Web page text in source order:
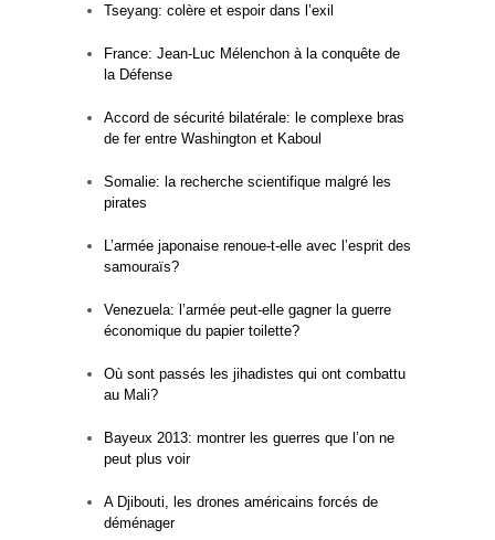
Tseyang: colère et espoir dans l’exil
France: Jean-Luc Mélenchon à la conquête de
la Défense
Accord de sécurité bilatérale: le complexe bras
de fer entre Washington et Kaboul
Somalie: la recherche scientifique malgré les
pirates
L’armée japonaise renoue-t-elle avec l’esprit des
samouraïs?
Venezuela: l’armée peut-elle gagner la guerre
économique du papier toilette?
Où sont passés les jihadistes qui ont combattu
au Mali?
Bayeux 2013: montrer les guerres que l’on ne
peut plus voir
A Djibouti, les drones américains forcés de
déménager